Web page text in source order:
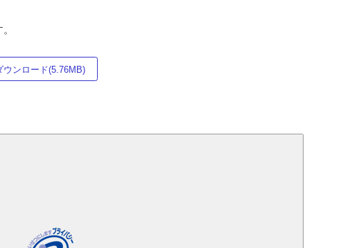
ウンロード(5.76MB)